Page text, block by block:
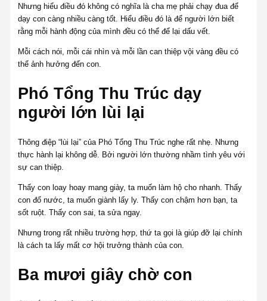
Nhưng hiểu điều đó không có nghĩa là cha mẹ phải chạy đua để
dạy con càng nhiều càng tốt. Hiểu điều đó là để người lớn biết
rằng mỗi hành động của mình đều có thể để lại dấu vết.
Mỗi cách nói, mỗi cái nhìn và mỗi lần can thiệp vội vàng đều có
thể ảnh hưởng đến con.
Phó Tổng Thu Trúc dạy
người lớn lùi lại
Thông điệp “lùi lại” của Phó Tổng Thu Trúc nghe rất nhẹ. Nhưng
thực hành lại không dễ. Bởi người lớn thường nhầm tình yêu với
sự can thiệp.
Thấy con loay hoay mang giày, ta muốn làm hộ cho nhanh. Thấy
con đổ nước, ta muốn giành lấy ly. Thấy con chậm hơn bạn, ta
sốt ruột. Thấy con sai, ta sửa ngay.
Nhưng trong rất nhiều trường hợp, thứ ta gọi là giúp đỡ lại chính
là cách ta lấy mất cơ hội trưởng thành của con.
Ba mươi giây chờ con